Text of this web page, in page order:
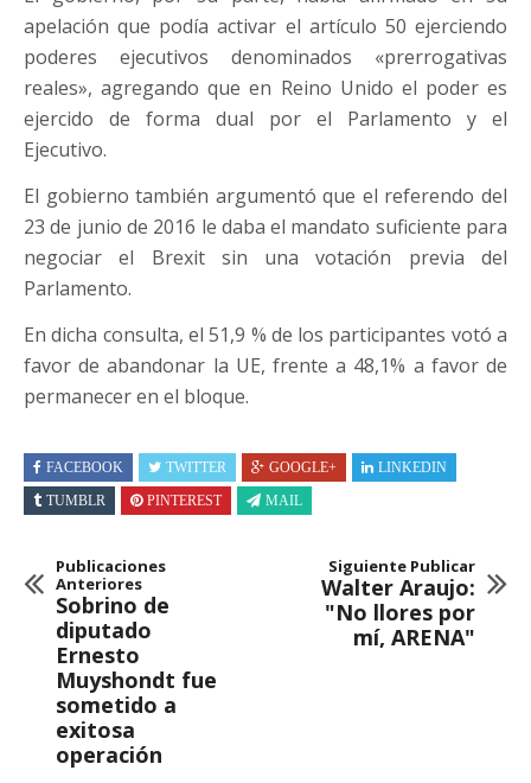
apelación que podía activar el artículo 50 ejerciendo
poderes ejecutivos denominados «prerrogativas
reales», agregando que en Reino Unido el poder es
ejercido de forma dual por el Parlamento y el
Ejecutivo.
El gobierno también argumentó que el referendo del
23 de junio de 2016 le daba el mandato suficiente para
negociar el Brexit sin una votación previa del
Parlamento.
En dicha consulta, el 51,9 % de los participantes votó a
favor de abandonar la UE, frente a 48,1% a favor de
permanecer en el bloque.
FACEBOOK TWITTER GOOGLE+
LINKEDIN
TUMBLR
PINTEREST MAIL
Publicaciones
Anteriores
Sobrino de
diputado
Ernesto
Muyshondt fue
sometido a
exitosa
operación
Siguiente Publicar
Walter Araujo:
"No llores por
mí, ARENA"